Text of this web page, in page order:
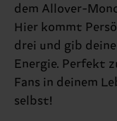
dem Allover-
Hier kommt
drei und gib
Energie. Perfekt
Fans in deinem
selbst!